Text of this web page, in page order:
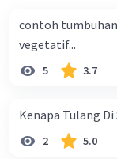
sekitar
kebersihan
Kesehatan
dalam
dianggap
contoh
vegetatif...
5 3.7
Kenapa Tulang
2 5.0